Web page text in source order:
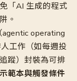
「AI 生成的程式
。
operating
工作（如每週投
蹤）封裝為可排
範本與觸發條件